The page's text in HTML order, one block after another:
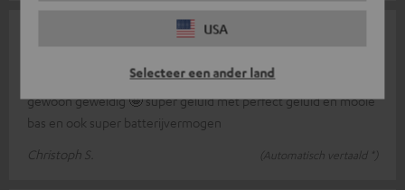
USA
Selecteer een ander land
gewoon geweldig 🤩 super geluid met perfect geluid en mooie
bas en ook super batterijvermogen
Christoph S.
(Automatisch vertaald *)